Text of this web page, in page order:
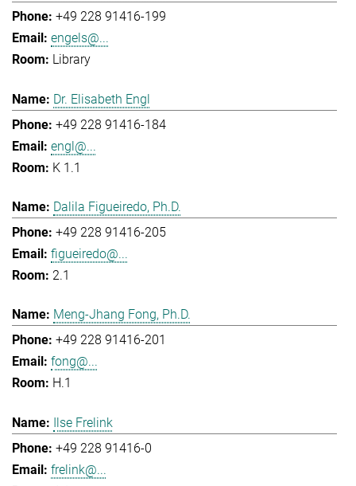
+49 228 91416-199
engels@...
Library
Dr. Elisabeth Engl
+49 228 91416-184
engl@...
K 1.1
Dalila Figueiredo, Ph.D.
+49 228 91416-205
figueiredo@...
2.1
Meng-Jhang Fong, Ph.D.
+49 228 91416-201
fong@...
H.1
Ilse Frelink
+49 228 91416-0
frelink@...